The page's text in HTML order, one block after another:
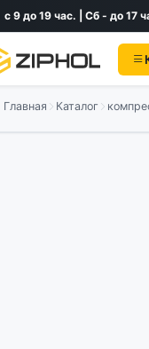
с 9 до 19 час. | Сб - до 17
Главная Каталог